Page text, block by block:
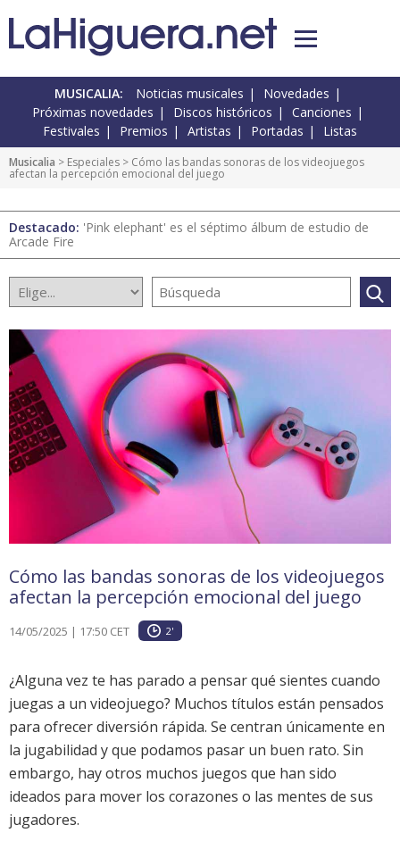
MUSICALIA: Noticias musicales
Novedades
Próximas novedades
Discos históricos
Canciones
Festivales
Premios Artistas Portadas Listas
Musicalia > Especiales > Cómo las bandas sonoras de los videojuegos
afectan la percepción emocional del juego
Destacado: 'Pink elephant' es el séptimo álbum de estudio de
Arcade Fire
Cómo las bandas sonoras de los videojuegos
afectan la percepción emocional del juego
14/05/2025 | 17:50 CET 2'
¿Alguna vez te has parado a pensar qué sientes cuando
juegas a un videojuego? Muchos títulos están pensados
para ofrecer diversión rápida. Se centran únicamente en
la jugabilidad y que podamos pasar un buen rato. Sin
embargo, hay otros muchos juegos que han sido
ideados para mover los corazones o las mentes de sus
jugadores.